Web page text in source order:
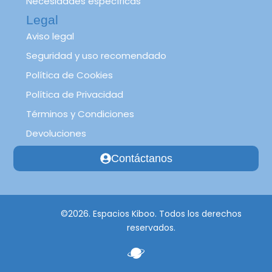
Legal
Aviso legal
Seguridad y uso recomendado
Política de Cookies
Política de Privacidad
Términos y Condiciones
Devoluciones
Contáctanos
©2026. Espacios Kiboo. Todos los derechos
reservados.